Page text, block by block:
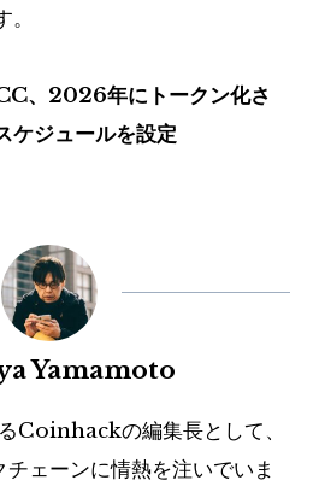
、2026年にトークン化さ
ケジュールを設定
Yamamoto
Coinhackの編集長として、
ェーンに情熱を注いでいま